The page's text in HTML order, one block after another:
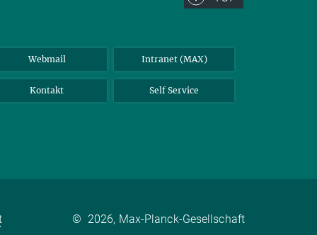
Webmail Intranet (MAX)
Kontakt Self Service
© 2026, Max-Planck-Gesellschaft